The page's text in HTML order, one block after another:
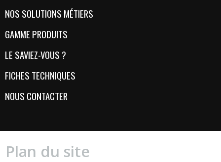
NOS SOLUTIONS MÉTIERS
GAMME PRODUITS
LE SAVIEZ-VOUS ?
FICHES TECHNIQUES
NOUS CONTACTER
Plan du site